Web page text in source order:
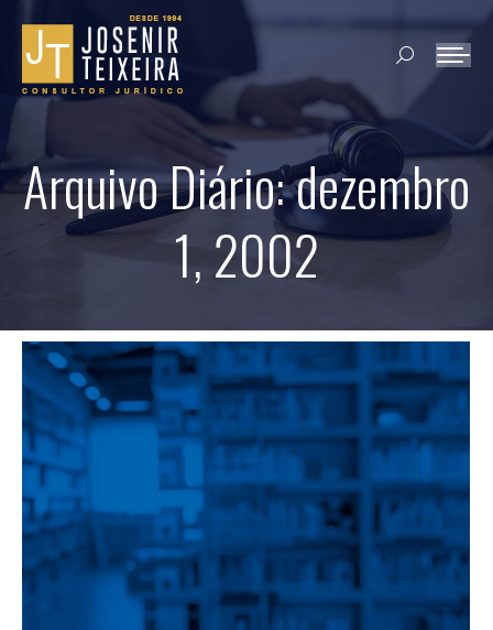
Search:
Arquivo Diário:dezembro
1, 2002